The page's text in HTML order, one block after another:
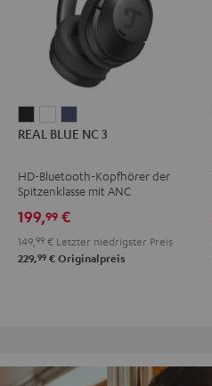
BLUE
3
Night
Black
BLUE
3
Pearl
White
BLUE
3
Steel
REAL BLUE NC 3
HD-Bluetooth-Kopfhörer der
Spitzenklasse mit ANC
199,99 €
149, 99 € Letzter niedrigster Preis
229,99 € Originalpreis